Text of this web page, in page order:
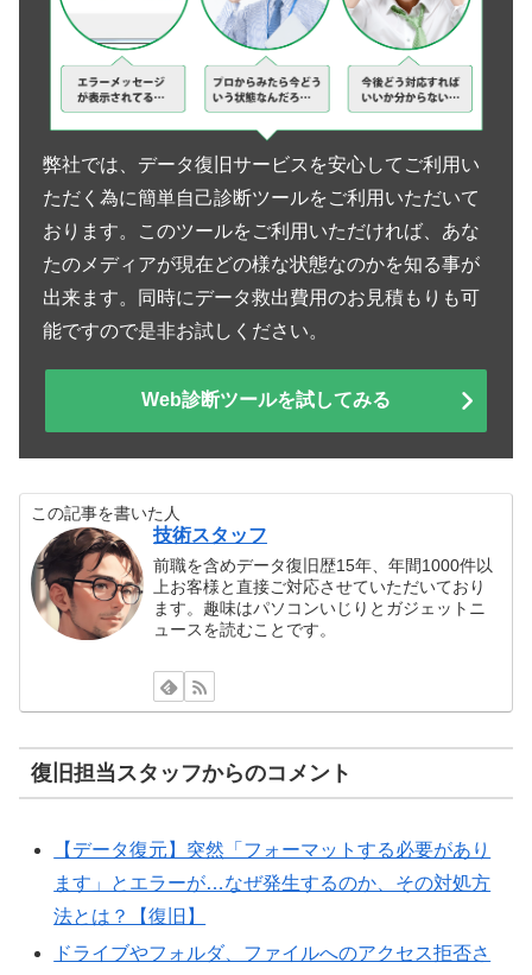
弊社では、データ復旧サービスを安心してご利用い
ただく為に簡単自己診断ツールをご利用いただいて
おります。このツールをご利用いただければ、あな
たのメディアが現在どの様な状態なのかを知る事が
出来ます。同時にデータ救出費用のお見積もりも可
能ですので是非お試しください。
Web診断ツールを試してみる
この記事を書いた人
技術スタッフ
前職を含めデータ復旧歴15年、年間1000件以
上お客様と直接ご対応させていただいており
ます。趣味はパソコンいじりとガジェットニ
ュースを読むことです。
復旧担当スタッフからのコメント
【データ復元】突然「フォーマットする必要があり
ます」とエラーが…なぜ発生するのか、その対処方
法とは？【復旧】
ドライブやフォルダ、ファイルへのアクセス拒否さ